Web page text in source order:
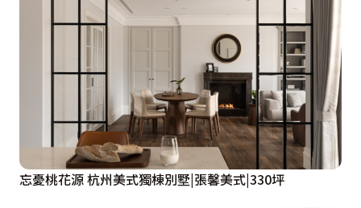
忘憂桃花源 杭州美式獨棟別墅|張馨美式|330坪